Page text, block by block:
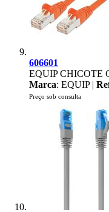
606601
EQUIP CHICOTE
Marca: EQUIP |
Preço sob consulta